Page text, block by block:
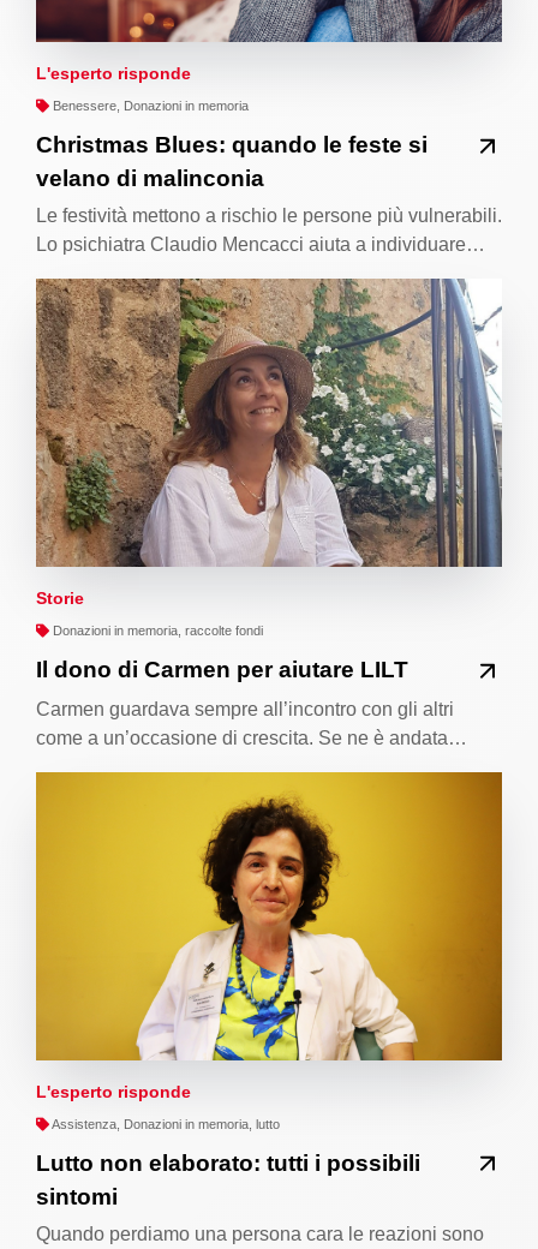
L'esperto risponde
Benessere, Donazioni in memoria
Christmas Blues: quando le feste si
velano di malinconia
Le festività mettono a rischio le persone più vulnerabili.
Lo psichiatra Claudio Mencacci aiuta a individuare…
Storie
Donazioni in memoria, raccolte fondi
Il dono di Carmen per aiutare LILT
Carmen guardava sempre all’incontro con gli altri
come a un’occasione di crescita. Se ne è andata…
L'esperto risponde
Assistenza, Donazioni in memoria, lutto
Lutto non elaborato: tutti i possibili
sintomi
Quando perdiamo una persona cara le reazioni sono